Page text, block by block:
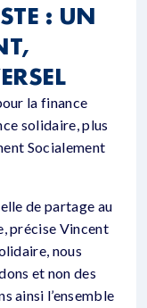
: UN
la finance
solidaire, plus
Socialement
de partage au
précise Vincent
nous
et non des
ainsi l’ensemble